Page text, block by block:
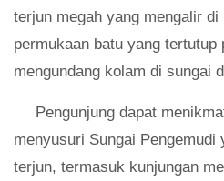
terjun megah yang mengalir
permukaan batu yang tertutup
mengundang kolam di sungai
Pengunjung dapat
menyusuri Sungai Pengemudi
terjun, termasuk kunjungan